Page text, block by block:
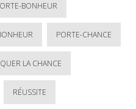
BONHEUR
PORTE-CHANCE
LA CHANCE
RÉUSSITE